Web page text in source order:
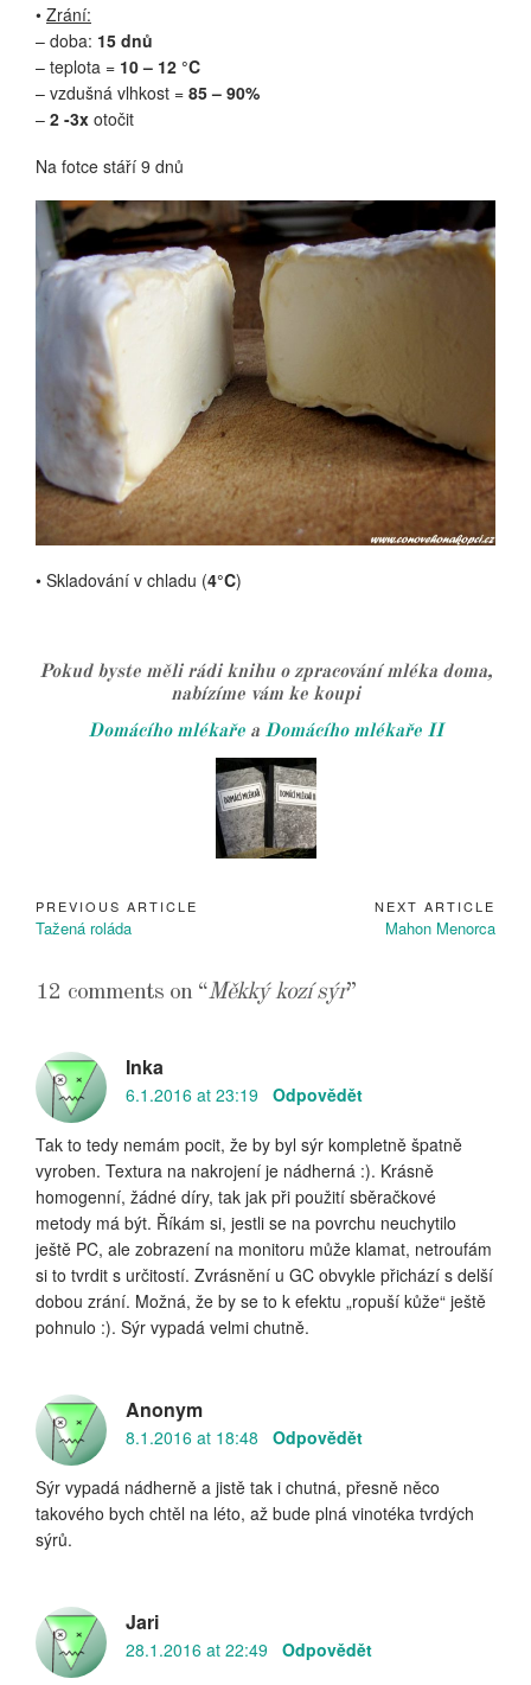
• Zrání:
– doba: 15 dnů
– teplota = 10 – 12 °C
– vzdušná vlhkost = 85 – 90%
– 2 -3x otočit
Na fotce stáří 9 dnů
• Skladování v chladu (4°C)
Pokud byste měli rádi knihu o zpracování mléka doma,
nabízíme vám ke koupi
Domácího mlékaře a Domácího mlékaře II
Navigace
příspěvek
PREVIOUS ARTICLE
Previous
Tažená roláda
NEXT ARTICLE
Next
Mahon Menorca
12 comments on “Měkký kozí sýr”
Inka
6.1.2016 at 23:19 Odpovědět
Tak to tedy nemám pocit, že by byl sýr kompletně špatně
vyroben. Textura na nakrojení je nádherná :). Krásně
homogenní, žádné díry, tak jak při použití sběračkové
metody má být. Říkám si, jestli se na povrchu neuchytilo
ještě PC, ale zobrazení na monitoru může klamat, netroufám
si to tvrdit s určitostí. Zvrásnění u GC obvykle přichází s delší
dobou zrání. Možná, že by se to k efektu „ropuší kůže“ ještě
pohnulo :). Sýr vypadá velmi chutně.
Anonym
8.1.2016 at 18:48 Odpovědět
Sýr vypadá nádherně a jistě tak i chutná, přesně něco
takového bych chtěl na léto, až bude plná vinotéka tvrdých
sýrů.
Jari
28.1.2016 at 22:49 Odpovědět